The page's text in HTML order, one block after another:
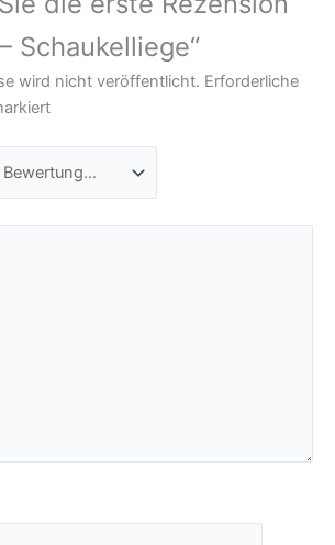
Schaukelliege“
wird nicht veröffentlicht. Erforderliche